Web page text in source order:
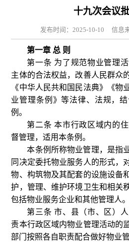
十九次会议批
发布时间：2025-10-10 信息
第一章 总 则
第一条 为了规范物业管理
主体的合法权益，改善人民群众
《中华人民共和国民法典》《物
业管理条例》等法律、法规，
例。
第二条 本市行政区域内的
督管理，适用本条例。
本条例所称物业管理，是指
同决定委托物业服务人的形式，
物、构筑物及其配套的设施设备
护，管理、维护环境卫生和相关
包括物业服务企业和其他管理人。
第三条 市、县（市、区）
责本行政区域内物业管理活动的
部门按照各自职责配合做好物业